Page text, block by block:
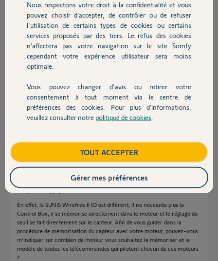
Chauffage
Autres produits
Devis avec un pro
Contact
Philippe B.
il y a environ 7 ans
Participer au fil de discussion
Réponses
Pouvez-vous nous donner la réf de votre appareil, il semblerait qu'il y ait
En effet, le SUNIS Wirefree II IO est différent, il ne nécessite plus la
Control Box, il se mémorise directement dans le moteur et le réglage du
seuil se fait directement sur le capteur. Afin de vous guider dans la
procédure de mémorisation du capteur avec votre moteur, pouvez-vous
m'indiquer sur combien de moteur vous souhaitez le mémoriser et le
modèle de toutes les télécommandes qui pilotent chacun de ces moteurs
?
Nous respectons votre droit à la confidentialité et vous
pouvez choisir d’accepter, de contrôler ou de refuser
l'utilisation de certains types de cookies ou certains
services proposés par des tiers. Le refus des cookies
n’affectera pas votre navigation sur le site Somfy
cependant votre expérience utilisateur sera moins
optimale.
Vous pouvez changer d'avis ou retirer votre
consentement à tout moment via le centre de
préférences des cookies. Pour plus d’informations,
veuillez consulter notre politique de cookies
TOUT ACCEPTER
Gérer mes préférences